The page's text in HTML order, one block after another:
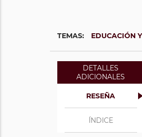
TEMAS: EDUCACIÓN
DETALLES
ADICIONALES
RESEÑA
ÍNDICE